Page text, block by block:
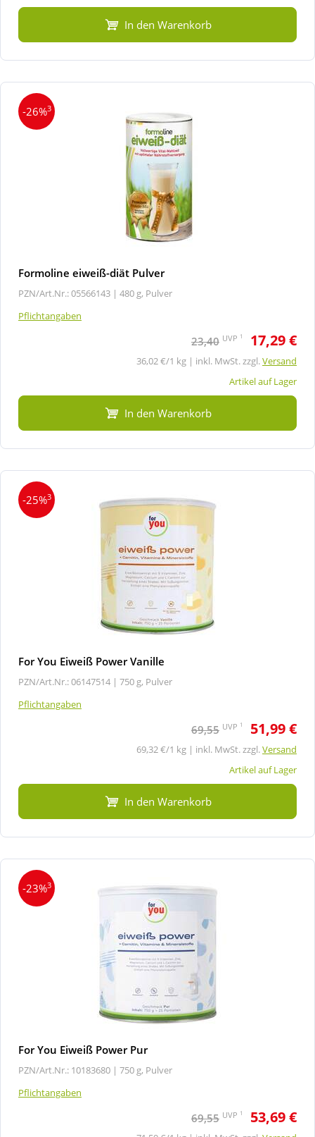
In den Warenkorb
-26%3
Formoline eiweiß-diät Pulver
PZN/Art.Nr.: 05566143 | 480 g, Pulver
Pflichtangaben
23,40 UVP 1 17,29 €
36,02 €/1 kg | inkl. MwSt. zzgl.Versand
Artikel auf Lager
In den Warenkorb
-25%3
For You Eiweiß Power Vanille
PZN/Art.Nr.: 06147514 | 750 g, Pulver
Pflichtangaben
69,55 UVP 1 51,99 €
69,32 €/1 kg | inkl. MwSt. zzgl.Versand
Artikel auf Lager
In den Warenkorb
-23%3
For You Eiweiß Power Pur
PZN/Art.Nr.: 10183680 | 750 g, Pulver
Pflichtangaben
69,55 UVP 1 53,69 €